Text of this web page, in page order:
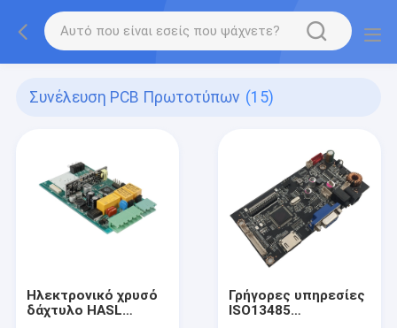
Συνέλευση PCB Πρωτοτύπων (15)
Ηλεκτρονικό χρυσό
δάχτυλο HASL
Γρήγορες υπηρεσίες
ISO13485